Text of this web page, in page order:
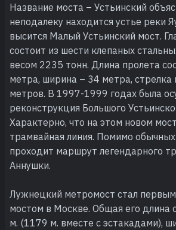
Название моста – Устьинский
неподалеку находится устье реки
высится Малый Устьинский мост.
состоит из шести клепаных
весом 2235 тонн. Длина пролета
метра, ширина – 34 метра, стрелка
метров. В 1997-1999 годах была
реконструкция Большого
Характерно, что на этом новом
трамвайная линия. Помимо
проходит маршрут легендарного
Аннушки.
Лужнецкий метромост стал
мостом в Москве. Общая его длина
м. (1179 м. вместе с эстакадами),